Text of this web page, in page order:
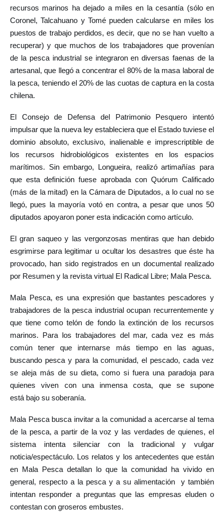
recursos marinos ha dejado a miles en la cesantía (sólo en
Coronel, Talcahuano y Tomé pueden calcularse en miles los
puestos de trabajo perdidos, es decir, que no se han vuelto a
recuperar) y que muchos de los trabajadores que provenían
de la pesca industrial se integraron en diversas faenas de la
artesanal, que llegó a concentrar el 80% de la masa laboral de
la pesca, teniendo el 20% de las cuotas de captura en la costa
chilena.
El Consejo de Defensa del Patrimonio Pesquero intentó
impulsar que la nueva ley estableciera que el Estado tuviese el
dominio absoluto, exclusivo, inalienable e imprescriptible de
los recursos hidrobiológicos existentes en los espacios
marítimos. Sin embargo, Longueira, realizó artimañías para
que esta definición fuese aprobada con Quórum Calificado
(más de la mitad) en la Cámara de Diputados, a lo cual no se
llegó, pues la mayoría votó en contra, a pesar que unos 50
diputados apoyaron poner esta indicación como artículo.
El gran saqueo y las vergonzosas mentiras que han debido
esgrimirse para legitimar u ocultar los desastres que éste ha
provocado, han sido registrados en un documental realizado
por Resumen y la revista virtual El Radical Libre; Mala Pesca.
Mala Pesca, es una expresión que bastantes pescadores y
trabajadores de la pesca industrial ocupan recurrentemente y
que tiene como telón de fondo la extinción de los recursos
marinos. Para los trabajadores del mar, cada vez es más
común tener que internarse más tiempo en las aguas,
buscando pesca y para la comunidad, el pescado, cada vez
se aleja más de su dieta, como si fuera una paradoja para
quienes viven con una inmensa costa, que se supone
está bajo su soberanía.
Mala Pesca busca invitar a la comunidad a acercarse al tema
de la pesca, a partir de la voz y las verdades de quienes, el
sistema intenta silenciar con la tradicional y vulgar
noticia/espectáculo. Los relatos y los antecedentes que están
en Mala Pesca detallan lo que la comunidad ha vivido en
general, respecto a la pesca y a su alimentación y también
intentan responder a preguntas que las empresas eluden o
contestan con groseros embustes.